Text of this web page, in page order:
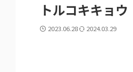
トルコキキョ
2023.06.28 2024.03.29